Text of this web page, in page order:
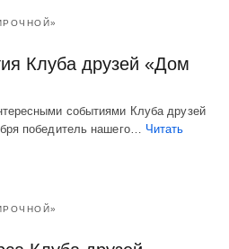
Клуба друзей «Дом
событиями Клуба друзей
победитель нашего… Читать